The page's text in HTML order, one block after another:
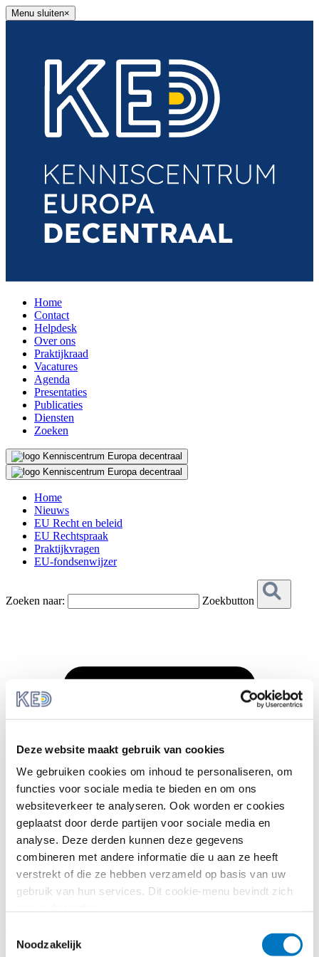
Deze website maakt gebruik van cookies
We gebruiken cookies om inhoud te personaliseren, om
functies voor sociale media te bieden en om ons
websiteverkeer te analyseren. Ook worden er cookies
geplaatst door derde partijen voor sociale media en
analyse. Deze derden kunnen deze gegevens
combineren met andere informatie die u aan ze heeft
verstrekt of die ze hebben verzameld op basis van uw
gebruik van hun services. Dit cookie-menu bevindt zich
Noodzakelijk
Menu sluiten×
Home
Contact
Helpdesk
Over ons
Praktijkraad
Vacatures
Agenda
Presentaties
Publicaties
Diensten
Zoeken
Home
Nieuws
EU Recht en beleid
EU Rechtspraak
Praktijkvragen
EU-fondsenwijzer
Zoeken naar: Zoekbutton
Home